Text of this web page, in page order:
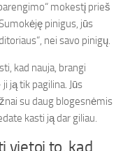
mokestį prieš
pinigus, jūs
nei savo pinigų.
kad nauja, brangi
ją tik pagilina. Jūs
su daug blogesnėmis
kasti ją dar giliau.
vietoj to, kad